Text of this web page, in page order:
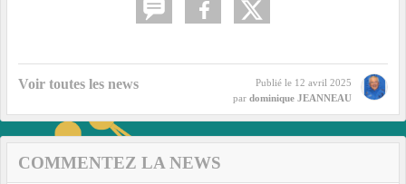
Voir toutes les news Publié le 12 avril 2025
par dominique JEANNEAU
COMMENTEZ LA NEWS